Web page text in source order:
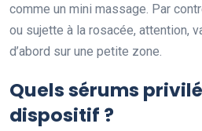
comme un mini massage. Par
ou sujette à la rosacée, attention,
d’abord sur une petite zone.
Quels sérums
dispositif ?